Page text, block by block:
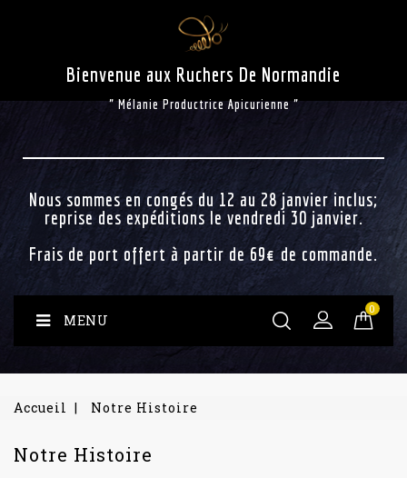
Bienvenue aux Ruchers De Normandie
" Mélanie Productrice Apicurienne "
Nous sommes en congés du 12 au 28 janvier inclus;
reprise des expéditions le vendredi 30 janvier.
Frais de port offert à partir de 69€ de commande.
0
MENU
Accueil Notre Histoire
Notre Histoire